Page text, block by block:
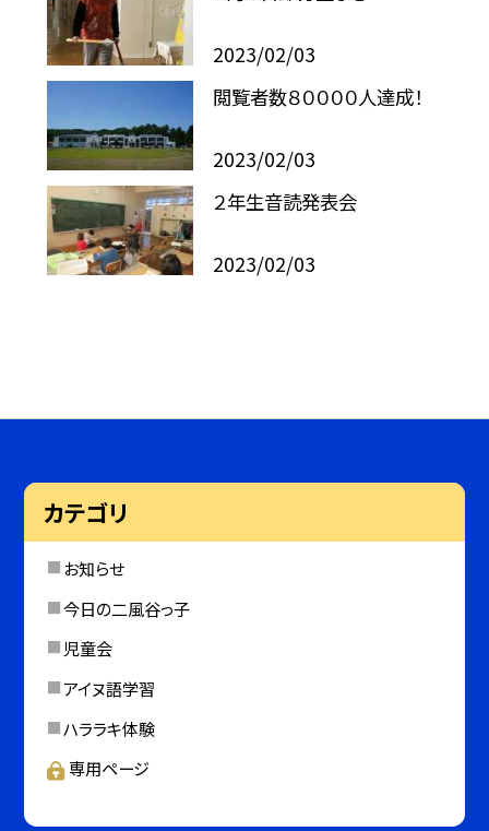
2023/02/03
閲覧者数８００００人達成！
2023/02/03
２年生音読発表会
2023/02/03
カテゴリ
お知らせ
今日の二風谷っ子
児童会
アイヌ語学習
ハララキ体験
専用ページ